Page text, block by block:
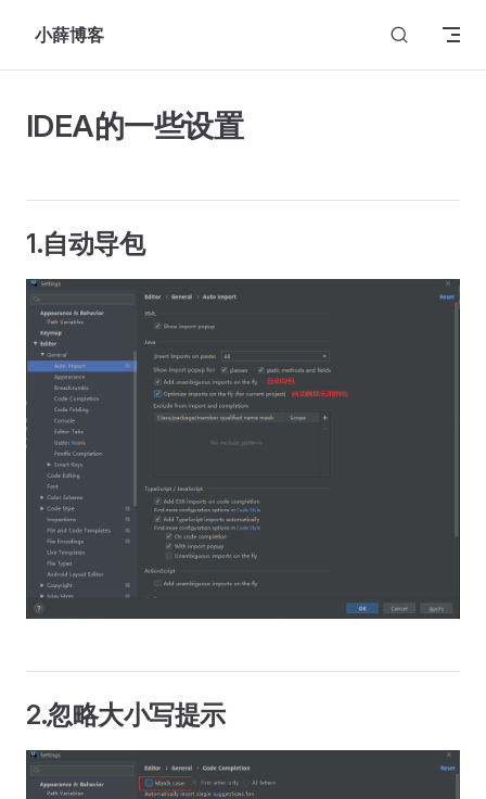
Skip to content
小薛博客
IDEA的一些设置
1.自动导包
2.忽略大小写提示